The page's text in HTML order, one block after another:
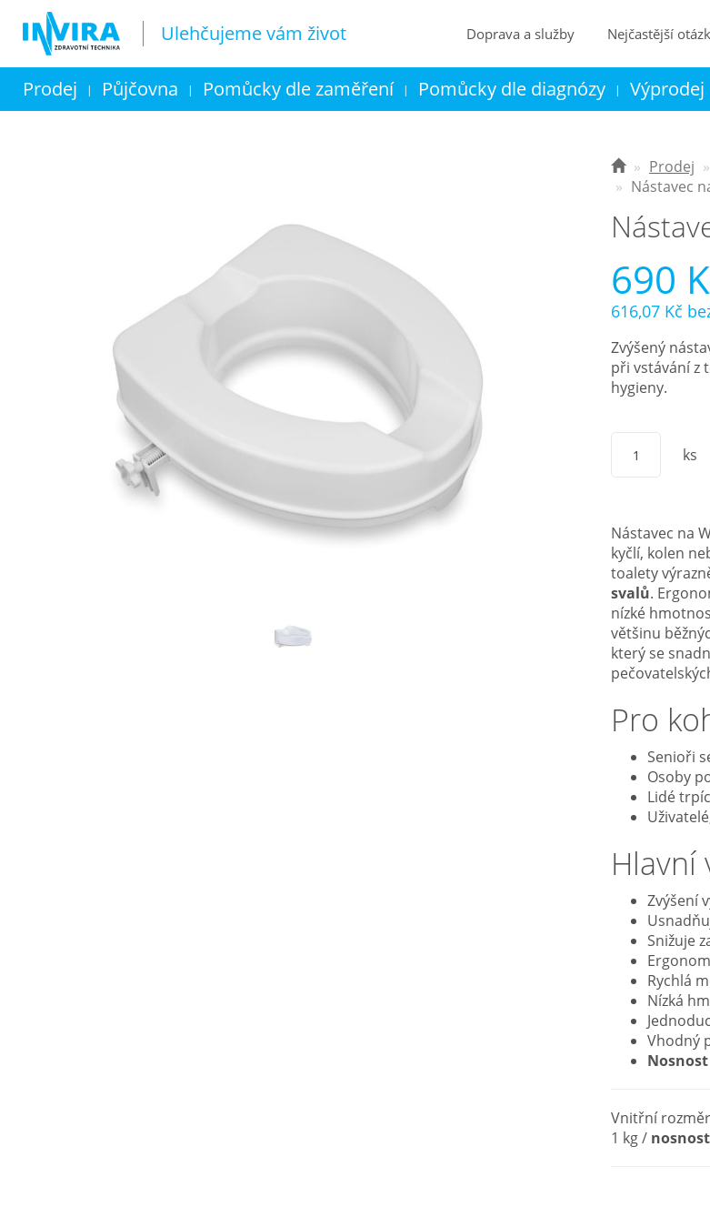
Ulehčujeme vám život Doprava a služby Nejčastější
Kontakt Košík
Prodej | Půjčovna | Pomůcky dle zaměření | Pomůcky dle diagnózy | Výprodej
Prodej
Nástavec
690
616,07 Kč
Zvýšený
při vstávání z
hygieny.
ks
Nástavec na
kyčlí, kolen
toalety
svalů.
nízké
většinu
který se
Pro
Senioři
Osoby
Lidé
Hlavní
Zvýšení
Snižuje
Rychlá
Nízká
Vhodný
Vnitřní
1 kg /